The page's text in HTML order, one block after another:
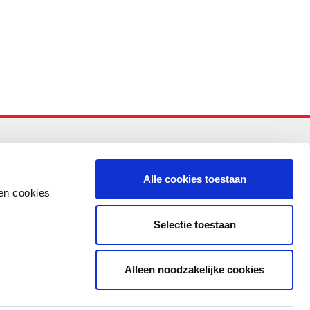
cookies
Alle cookies toestaan
Selectie toestaan
Alleen noodzakelijke cookies